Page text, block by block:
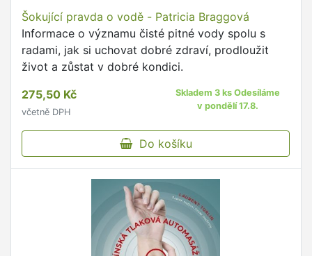
Šokující pravda o vodě - Patricia Braggová
Informace o významu čisté pitné vody spolu s
radami, jak si uchovat dobré zdraví, prodloužit
život a zůstat v dobré kondici.
275,50 Kč
včetně DPH
Skladem 3 ks Odesíláme
v pondělí 17.8.
Do košíku